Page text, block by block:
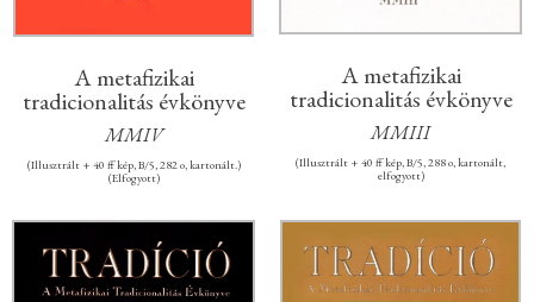
A metafizikai
tradicionalitás évkönyve
MMIV
(Illusztrált + 40 ff kép, B/5, 282 o, kartonált.)
(Elfogyott)
A metafizikai
tradicionalitás évkönyve
MMIII
(Illusztrált + 40 ff kép, B/5, 288 o, kartonált,
elfogyott)